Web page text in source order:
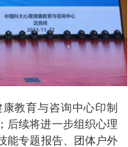
教育与咨询中心印制
后续将进一步组织心理
能专题报告、团体户外